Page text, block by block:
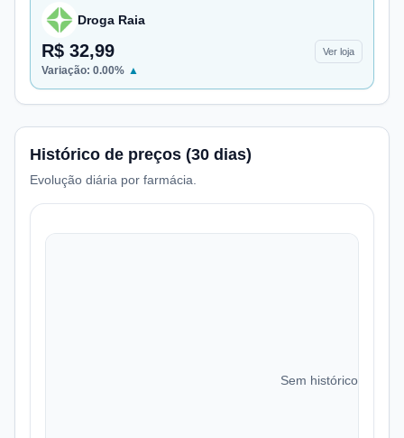
Droga Raia
R$ 32,99 Ver loja
Variação: 0.00% ▲
Histórico de preços (30 dias)
Evolução diária por farmácia.
Sem histórico de